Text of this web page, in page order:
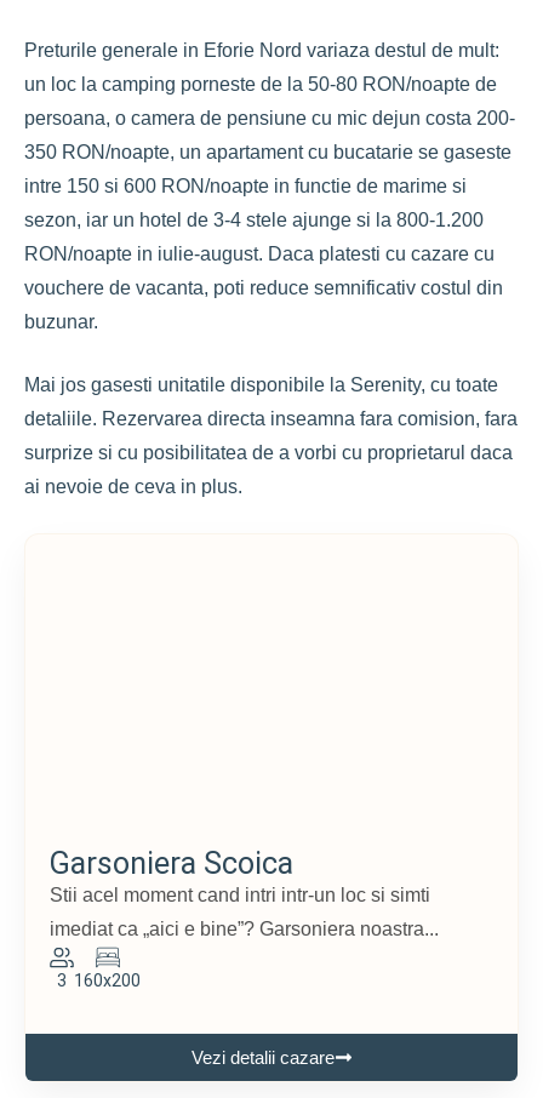
Preturile generale in Eforie Nord variaza destul de mult:
un loc la camping porneste de la 50-80 RON/noapte de
persoana, o camera de pensiune cu mic dejun costa 200-
350 RON/noapte, un apartament cu bucatarie se gaseste
intre 150 si 600 RON/noapte in functie de marime si
sezon, iar un hotel de 3-4 stele ajunge si la 800-1.200
RON/noapte in iulie-august. Daca platesti cu cazare cu
vouchere de vacanta, poti reduce semnificativ costul din
buzunar.
Mai jos gasesti unitatile disponibile la Serenity, cu toate
detaliile. Rezervarea directa inseamna fara comision, fara
surprize si cu posibilitatea de a vorbi cu proprietarul daca
ai nevoie de ceva in plus.
Garsoniera Scoica
Stii acel moment cand intri intr-un loc si simti
imediat ca „aici e bine”? Garsoniera noastra...
3 160x200
Vezi detalii cazare